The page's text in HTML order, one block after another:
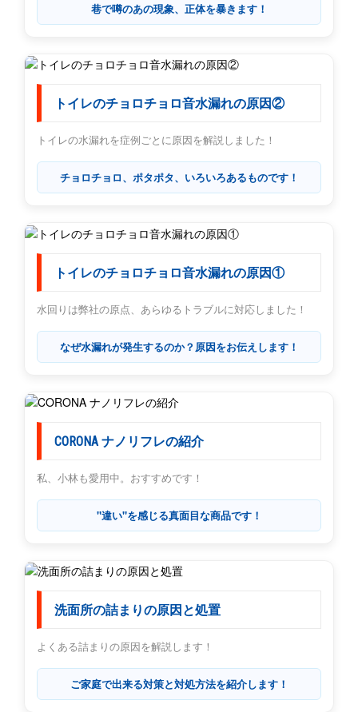
巷で噂のあの現象、正体を暴きます！
トイレのチョロチョロ音水漏れの原因②
トイレの水漏れを症例ごとに原因を解説しました！
チョロチョロ、ポタポタ、いろいろあるものです！
トイレのチョロチョロ音水漏れの原因①
水回りは弊社の原点、あらゆるトラブルに対応しました！
なぜ水漏れが発生するのか？原因をお伝えします！
CORONA ナノリフレの紹介
私、小林も愛用中。おすすめです！
"違い"を感じる真面目な商品です！
洗面所の詰まりの原因と処置
よくある詰まりの原因を解説します！
ご家庭で出来る対策と対処方法を紹介します！